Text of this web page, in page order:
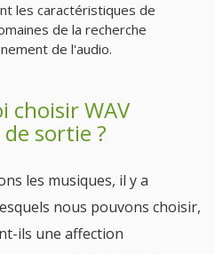
les caractéristiques de
de la recherche
de l'audio.
choisir WAV
sortie ?
les musiques, il y a
nous pouvons choisir,
ils une affection